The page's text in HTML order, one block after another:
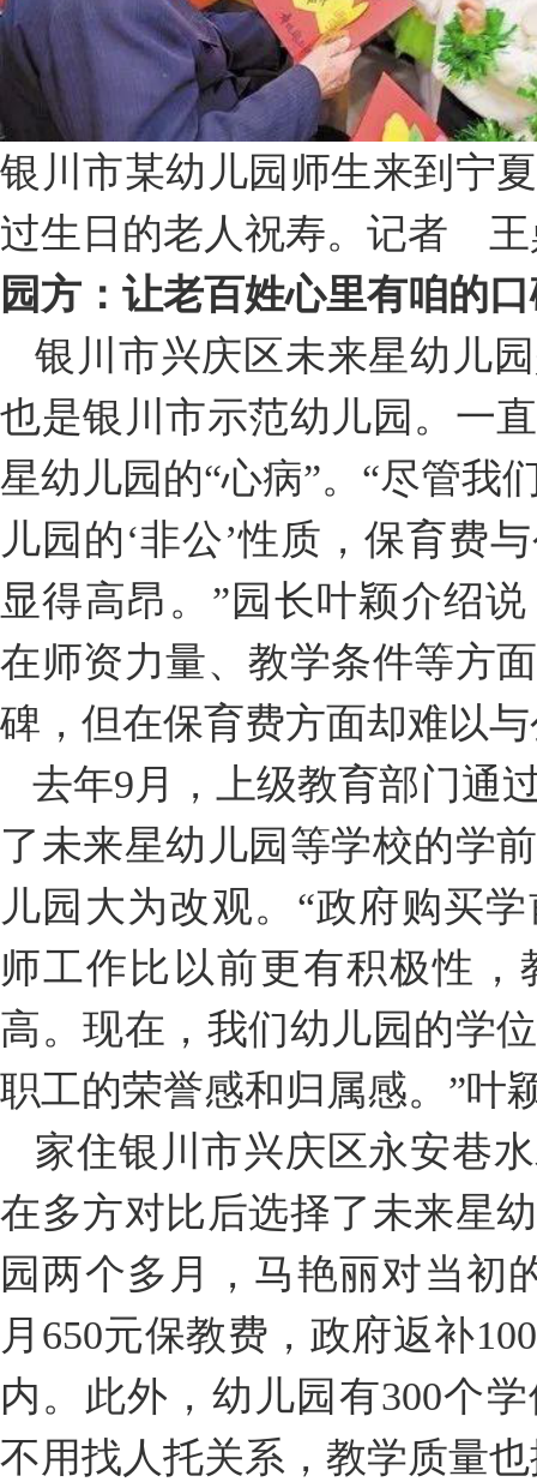
银川市某幼儿园师生来到宁
过生日的老人祝寿。记者
园方：让老百姓心里有咱的
银川市兴庆区未来星幼儿
也是银川市示范幼儿园。一
星幼儿园的“心病”。“尽管我
儿园的‘非公’性质，保育费
显得高昂。”园长叶颖介绍
在师资力量、教学条件等方
碑，但在保育费方面却难以
去年9月，上级教育部门通
了未来星幼儿园等学校的学
儿园大为改观。“政府购买
师工作比以前更有积极性
高。现在，我们幼儿园的学
职工的荣誉感和归属感。”叶
家住银川市兴庆区永安巷
在多方对比后选择了未来星
园两个多月，马艳丽对当初
月650元保教费，政府返补
内。此外，幼儿园有300个
不用找人托关系，教学质量